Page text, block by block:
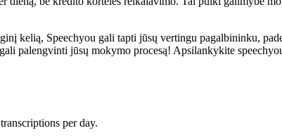
kelią, Speechyou gali tapti jūsų vertingu pagalbininku,
palengvinti jūsų mokymo procesą! Apsilankykite
per day.